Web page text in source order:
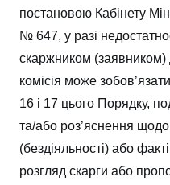
постановою Кабінету
№ 647, у разі
скаржником
комісія може
16 і 17 цього Порядку,
та/або роз’яснення щодо
(бездіяльності) або
розгляд скарги або